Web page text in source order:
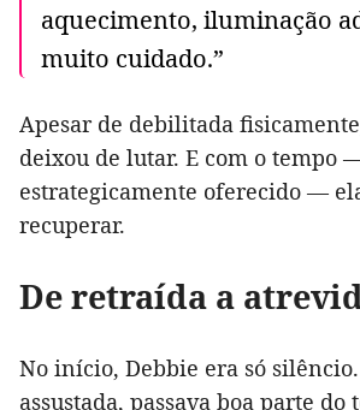
aquecimento, iluminação
muito cuidado.”
Apesar de debilitada
deixou de lutar. E com o tempo
estrategicamente oferecido —
recuperar.
De retraída a
No início, Debbie era só
assustada, passava boa parte do